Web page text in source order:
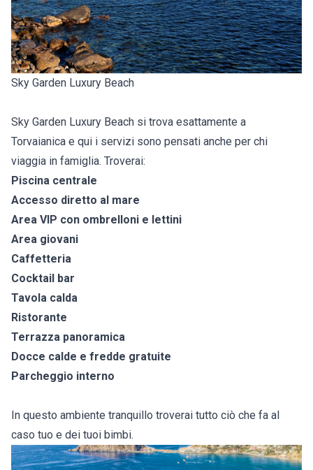
Sky Garden Luxury Beach
Sky Garden Luxury Beach si trova esattamente a
Torvaianica e qui i servizi sono pensati anche per chi
viaggia in famiglia. Troverai:
Piscina centrale
Accesso diretto al mare
Area VIP con ombrelloni e lettini
Area giovani
Caffetteria
Cocktail bar
Tavola calda
Ristorante
Terrazza panoramica
Docce calde e fredde gratuite
Parcheggio interno
In questo ambiente tranquillo troverai tutto ciò che fa al
caso tuo e dei tuoi bimbi.